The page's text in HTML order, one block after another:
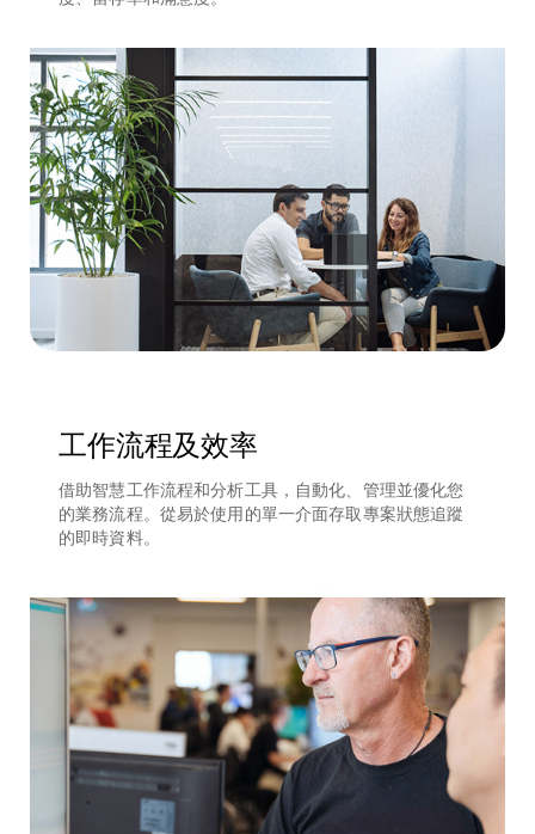
工作流程及效率
借助智慧工作流程和分析工具，自動化、管理並優化您
的業務流程。從易於使用的單一介面存取專案狀態追蹤
的即時資料。